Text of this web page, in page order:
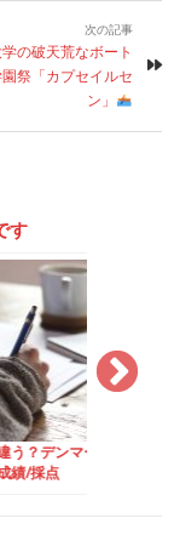
次の記事
の破天荒なボート
祭「カプセイルセ
ン」
す
米と豪にはない？デ
クらしいOral Exam